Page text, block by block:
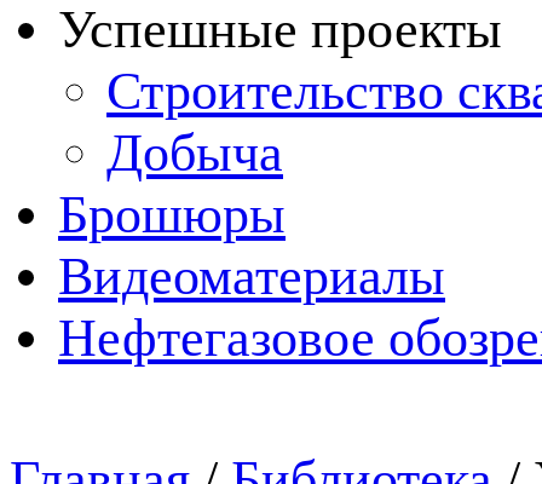
Успешные проекты
Строительство
Добыча
Брошюры
Видеоматериалы
Нефтегазовое